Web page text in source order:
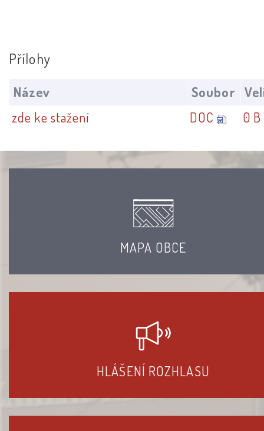
Přílohy
Název Soubor
zde ke stažení
DOC 0 B
MAPA OBCE
HLÁŠENÍ ROZHLASU